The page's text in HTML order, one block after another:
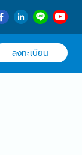
ลงทะเบียน